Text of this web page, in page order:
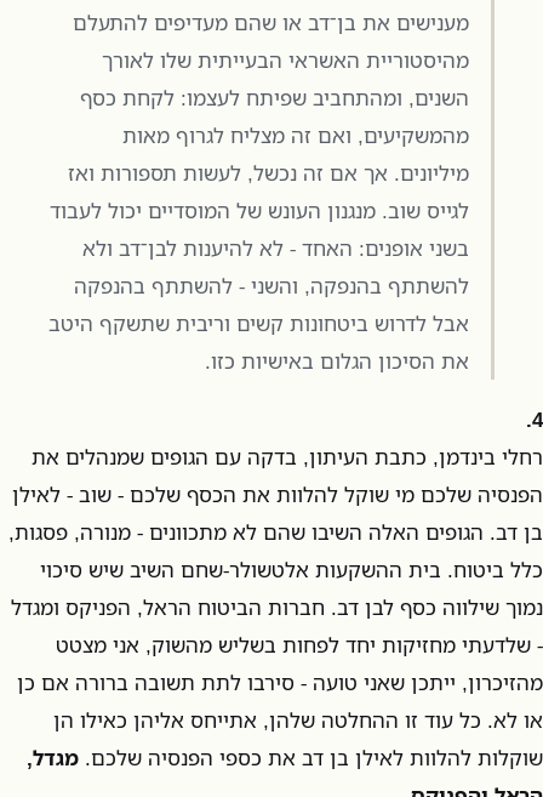
מענישים את בן־דב או שהם מעדיפים להתעלם
מהיסטוריית האשראי הבעייתית שלו לאורך
השנים, ומהתחביב שפיתח לעצמו: לקחת כסף
מהמשקיעים, ואם זה מצליח לגרוף מאות
מיליונים. אך אם זה נכשל, לעשות תספורות ואז
לגייס שוב. מנגנון העונש של המוסדיים יכול לעבוד
בשני אופנים: האחד - לא להיענות לבן־דב ולא
להשתתף בהנפקה, והשני - להשתתף בהנפקה
אבל לדרוש ביטחונות קשים וריבית שתשקף היטב
את הסיכון הגלום באישיות כזו.
4.
רחלי בינדמן, כתבת העיתון, בדקה עם הגופים שמנהלים את
הפנסיה שלכם מי שוקל להלוות את הכסף שלכם - שוב - לאילן
בן דב. הגופים האלה השיבו שהם לא מתכוונים - מנורה, פסגות,
כלל ביטוח. בית ההשקעות אלטשולר-שחם השיב שיש סיכוי
נמוך שילווה כסף לבן דב. חברות הביטוח הראל, הפניקס ומגדל
- שלדעתי מחזיקות יחד לפחות בשליש מהשוק, אני מצטט
מהזיכרון, ייתכן שאני טועה - סירבו לתת תשובה ברורה אם כן
או לא. כל עוד זו ההחלטה שלהן, אתייחס אליהן כאילו הן
שוקלות להלוות לאילן בן דב את כספי הפנסיה שלכם. מגדל,